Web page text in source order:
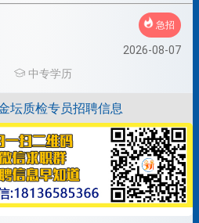
急招
2026-08-07
中专学历
坛质检专员招聘信息